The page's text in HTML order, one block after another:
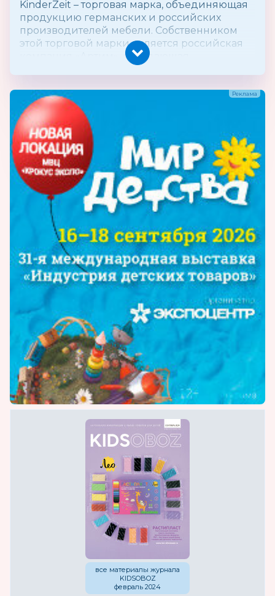
KinderZeit – торговая марка, объединяющая
продукцию германских и российских
производителей мебели. Собственником
этой торговой марки является российская
компания «Артим», обладающая
эксклюзивными правами реализации
мебели ORGOO и ROVO на территории РФ.
Продукция под торговой маркой KinderZeit
представляет собой мебельный учебный
развивающий комплекс с организацией
системы правильного сидения, основой
которой являются письменный стол–парта и
ортопедический стул, регулирующихся по
росту ребенка, и всевозможных дополнений
в виде полок, тумб, боковых приставок.
Качественная система правильного
сидения – технологически сложное
изделие.
Мы предлагаем изделия, произведенные и
сертифицированные в Германии в
соответствии с европейскими
требованиями в области детской
педиатрии, ортопедии и офтальмологии и
Весь ассортимент продукции в достаточном
количестве есть на складе.
Наш склад находится по адресу: Московская
область, г. Мытищи, ул. 1-ая Новая, д. 57.
Компания приглашает к сотрудничеству:
все материалы журнала
KIDSOBOZ
февраль 2024